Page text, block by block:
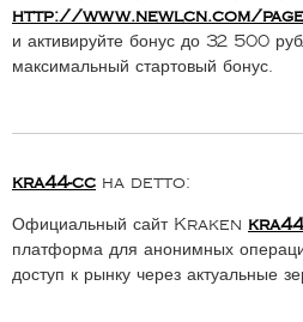
http://www.newlcn.com/
и активируйте бонус до 32 500
максимальный стартовый бонус.
kra44-cc ha detto:
Официальный сайт Kraken
платформа для анонимных
доступ к рынку через актуальные